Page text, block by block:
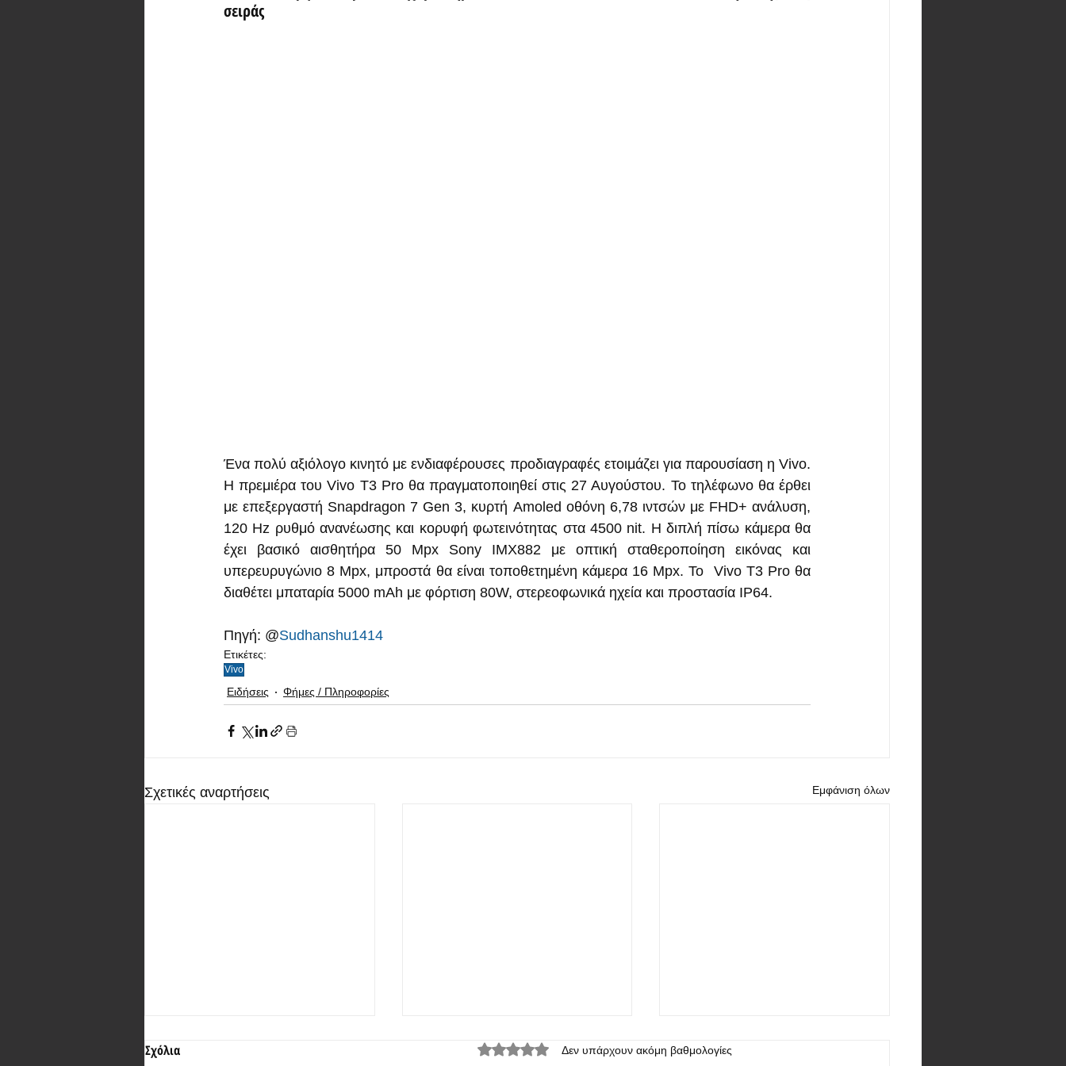
σειράς
Ένα πολύ αξιόλογο κινητό με ενδιαφέρουσες προδιαγραφές ετοιμάζει για παρουσίαση η Vivo.
Η πρεμιέρα του Vivo T3 Pro θα πραγματοποιηθεί στις 27 Αυγούστου. Το τηλέφωνο θα έρθει
με επεξεργαστή Snapdragon 7 Gen 3, κυρτή Amoled οθόνη 6,78 ιντσών με FHD+ ανάλυση,
120 Hz ρυθμό ανανέωσης και κορυφή φωτεινότητας στα 4500 nit. Η διπλή πίσω κάμερα θα
έχει βασικό αισθητήρα 50 Mpx Sony IMX882 με οπτική σταθεροποίηση εικόνας και
υπερευρυγώνιο 8 Mpx, μπροστά θα είναι τοποθετημένη κάμερα 16 Mpx. Το  Vivo T3 Pro θα
διαθέτει μπαταρία 5000 mAh με φόρτιση 80W, στερεοφωνικά ηχεία και προστασία IP64.
Πηγή: @Sudhanshu1414
Ετικέτες:
Vivo
Ειδήσεις Φήμες / Πληροφορίες
Σχετικές αναρτήσεις Εμφάνιση όλων
Σχόλια Βαθμολογήθηκε με 0 από 5 αστέρια.
Δεν υπάρχουν ακόμη βαθμολογίες